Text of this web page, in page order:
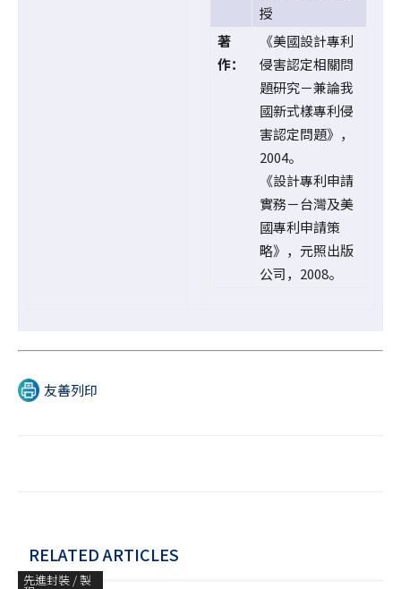
授
著
作：
《美國設計專利
侵害認定相關問
題研究－兼論我
國新式樣專利侵
害認定問題》，
2004。
《設計專利申請
實務－台灣及美
國專利申請策
略》，元照出版
公司，2008。
友善列印
RELATED ARTICLES
先進封裝 / 製